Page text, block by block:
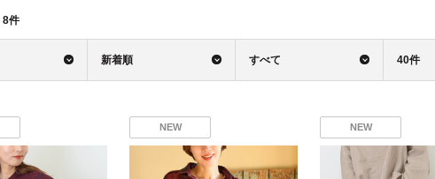
8件
新着順 すべて 40件
NEW NEW